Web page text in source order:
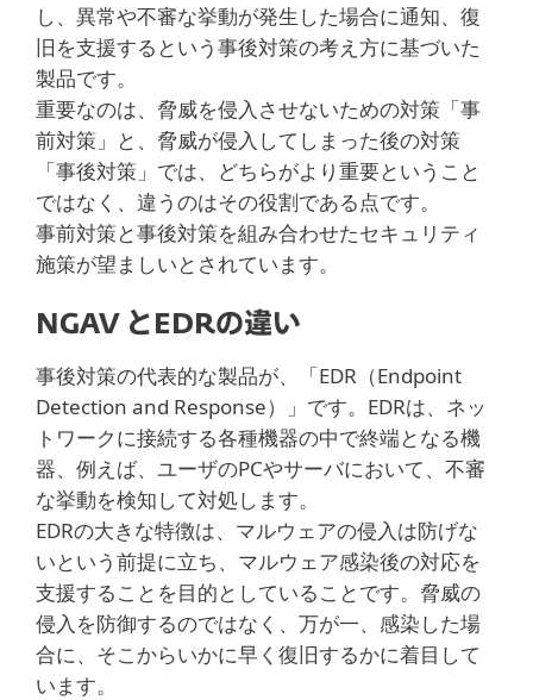
し、異常や不審な挙動が発生した場合に通知、復
旧を支援するという事後対策の考え方に基づいた
製品です。
重要なのは、脅威を侵入させないための対策「事
前対策」と、脅威が侵入してしまった後の対策
「事後対策」では、どちらがより重要ということ
ではなく、違うのはその役割である点です。
事前対策と事後対策を組み合わせたセキュリティ
施策が望ましいとされています。
NGAV とEDRの違い
事後対策の代表的な製品が、「EDR（Endpoint
Detection and Response）」です。EDRは、ネッ
トワークに接続する各種機器の中で終端となる機
器、例えば、ユーザのPCやサーバにおいて、不審
な挙動を検知して対処します。
EDRの大きな特徴は、マルウェアの侵入は防げな
いという前提に立ち、マルウェア感染後の対応を
支援することを目的としていることです。脅威の
侵入を防御するのではなく、万が一、感染した場
合に、そこからいかに早く復旧するかに着目して
います。